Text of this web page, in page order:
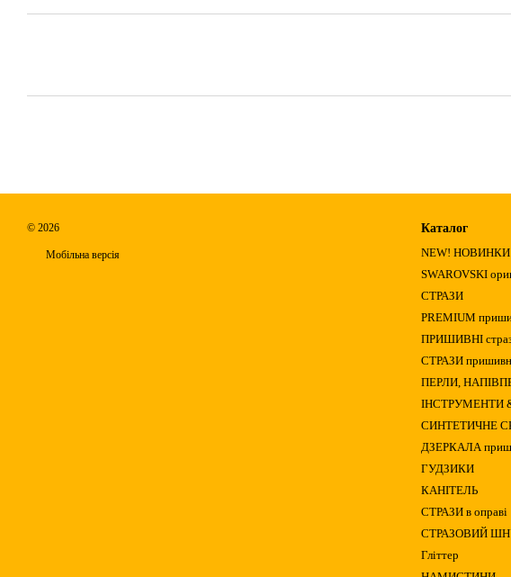
© 2026
Мобільна версія
Каталог
NEW! НОВИНКИ
SWAROVSKI
СТРАЗИ
PREMIUM
ПРИШИВНІ
СТРАЗИ
ПЕРЛИ,
ІНСТРУМЕНТИ
СИНТЕТИЧНЕ
ДЗЕРКАЛА
ГУДЗИКИ
КАНІТЕЛЬ
СТРАЗИ в оправі
СТРАЗОВИЙ
Гліттер